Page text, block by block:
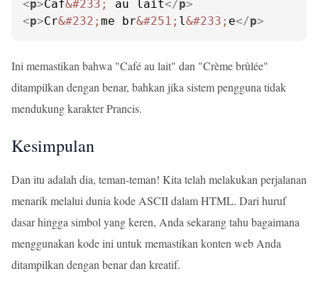
<p>Caf&#233; au lait</p>
<p>Cr&#232; me br&#251; l&#233; e</p>
Ini memastikan bahwa "Café au lait" dan "Crème brûlée"
ditampilkan dengan benar, bahkan jika sistem pengguna tidak
mendukung karakter Prancis.
Kesimpulan
Dan itu adalah dia, teman-teman! Kita telah melakukan perjalanan
menarik melalui dunia kode ASCII dalam HTML. Dari huruf
dasar hingga simbol yang keren, Anda sekarang tahu bagaimana
menggunakan kode ini untuk memastikan konten web Anda
ditampilkan dengan benar dan kreatif.